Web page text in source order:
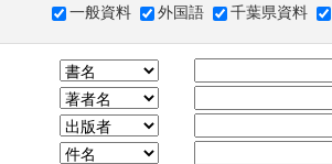
一般資料 外国語 千葉県資料